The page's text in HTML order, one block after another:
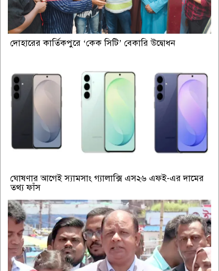
দোহারের কার্তিকপুরে ‘কেক সিটি’ বেকারি উদ্বোধন
ঘোষণার আগেই স্যামসাং গ্যালাক্সি এস২৬ এফই-এর দামের
তথ্য ফাঁস